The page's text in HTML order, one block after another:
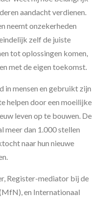
aandacht verdienen.
neemt onzekerheden
zelf de juiste
tot oplossingen komen,
met de eigen toekomst.
in mensen en gebruikt zijn
helpen door een moeilijke
leven op te bouwen. De
meer dan 1.000 stellen
naar hun nieuwe
Register-mediator bij de
en Internationaal